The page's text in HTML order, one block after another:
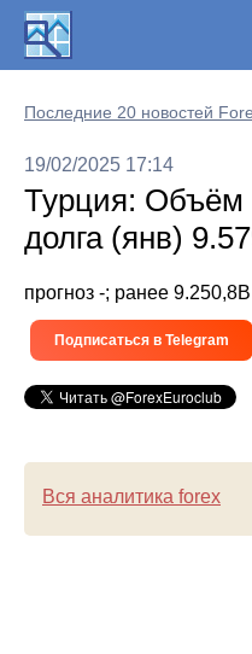
Последние 20 новостей
19/02/2025 17:14
Турция: Объём
долга (янв)
прогноз -; ранее 9.250,8B
Подписаться в Telegram
Вся аналитика forex